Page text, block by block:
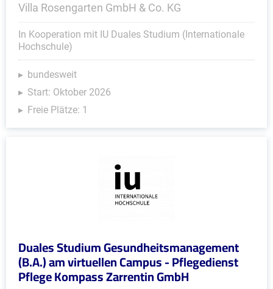
Villa Rosengarten GmbH & Co. KG
In Kooperation mit IU Duales Studium (Internationale
Hochschule)
bundesweit
Start: Oktober 2026
Freie Plätze: 1
Duales Studium Gesundheitsmanagement
(B.A.) am virtuellen Campus - Pflegedienst
Pflege Kompass Zarrentin GmbH